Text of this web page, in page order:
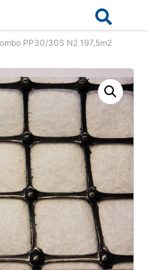
PP30/30S N2 197,5m2